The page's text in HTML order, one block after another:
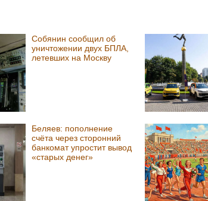
Собянин сообщил об
уничтожении двух БПЛА,
летевших на Москву
Беляев: пополнение
счёта через сторонний
банкомат упростит вывод
«старых денег»